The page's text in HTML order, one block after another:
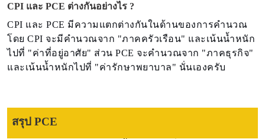
CPI และ PCE ต่างกันอย่างไร ?
CPI และ PCE มีความแตกต่างกันในด้านของการคำนวณ
โดย CPI จะมีคำนวณจาก "ภาคครัวเรือน" และเน้นน้ำหนัก
ไปที่ "ค่าที่อยู่อาศัย" ส่วน PCE จะคำนวณจาก "ภาคธุรกิจ"
และเน้นน้ำหนักไปที่ "ค่ารักษาพยาบาล" นั่นเองครับ
สรุป PCE